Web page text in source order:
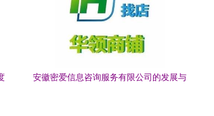
安徽密爱信息咨询服务有限公司的发展与